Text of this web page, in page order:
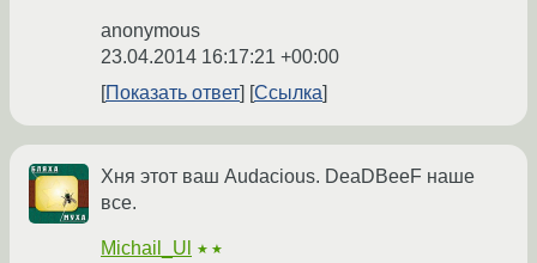
anonymous
23.04.2014 16:17:21 +00:00
Показать ответ
Ссылка
Хня этот ваш Audacious. DeaDBeeF наше
все.
Michail_Ul ★★